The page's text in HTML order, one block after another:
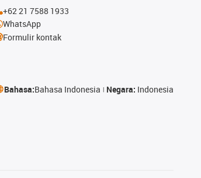
+62 21 7588 1933
WhatsApp
Formulir kontak
Bahasa:Bahasa Indonesia Negara: Indonesia